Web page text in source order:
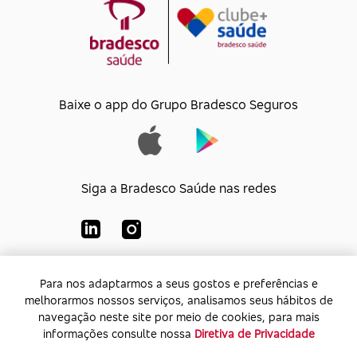
Para nos adaptarmos a seus gostos e preferências e
melhorarmos nossos serviços, analisamos seus hábitos de
navegação neste site por meio de cookies, para mais
informações consulte nossa Diretiva de Privacidade
Baixe o app do Grupo Bradesco Seguros
Siga a Bradesco Saúde nas redes
Bradesco Saúde S/A
CNPJ:92.693.118/0001-60
Endereço:
Av. Rio de Janeiro, 555 - Caju - Rio de
Janeiro - Rio de Janeiro - CEP: 20.931-675
Para nos adaptarmos a seus gostos e preferências e
melhorarmos nossos serviços, analisamos seus hábitos de
navegação neste site por meio de cookies, para mais
informações consulte nossa Diretiva de Privacidade